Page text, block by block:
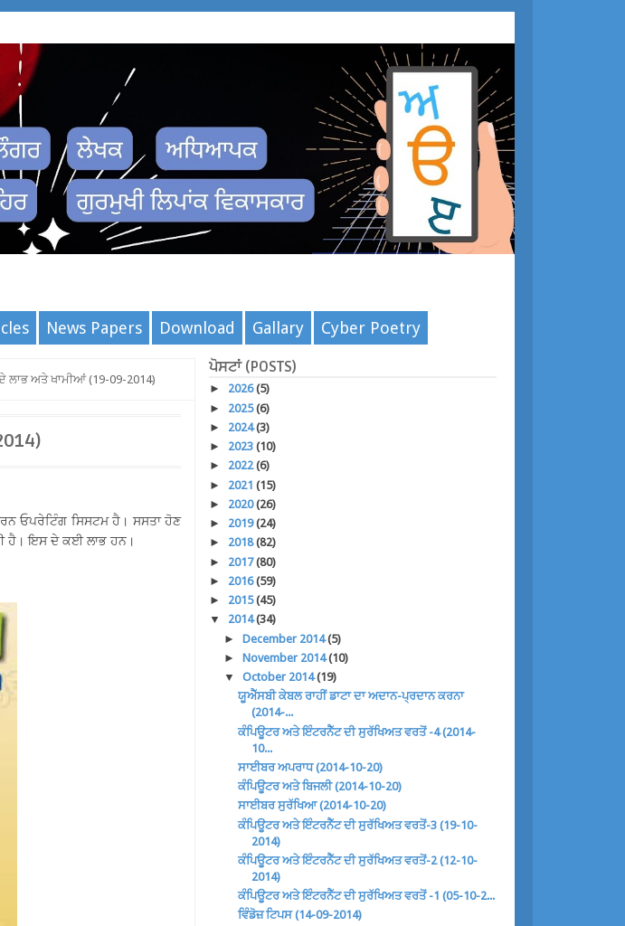
News Papers Download Gallary Cyber Poetry
ਲਾਭ ਅਤੇ ਖਾਮੀਆਂ (19-09-2014)
ਓਪਰੇਟਿੰਗ ਸਿਸਟਮ ਹੈ। ਸਸਤਾ ਹੋਣ
ਹੈ। ਇਸ ਦੇ ਕਈ ਲਾਭ ਹਨ।
ਪੋਸਟਾਂ (POSTS)
► 2026(5)
► 2025(6)
► 2024(3)
► 2023 (10)
► 2022(6)
► 2021 (15)
► 2020(26)
► 2019(24)
► 2018(82)
► 2017(80)
► 2016(59)
► 2015(45)
▼ 2014(34)
► December 2014(5)
► November 2014(10)
▼ October 2014(19)
ਯੂਐੱਸਬੀ ਕੇਬਲ ਰਾਹੀਂ ਡਾਟਾ ਦਾ ਅਦਾਨ-ਪ੍ਰਦਾਨ ਕਰਨਾ
(2014-...
ਕੰਪਿਊਟਰ ਅਤੇ ਇੰਟਰਨੈੱਟ ਦੀ ਸੁਰੱਖਿਅਤ ਵਰਤੋਂ -4 (2014-
10...
ਸਾਈਬਰ ਅਪਰਾਧ (2014-10-20)
ਕੰਪਿਊਟਰ ਅਤੇ ਬਿਜਲੀ (2014-10-20)
ਸਾਈਬਰ ਸੁਰੱਖਿਆ (2014-10-20)
ਕੰਪਿਊਟਰ ਅਤੇ ਇੰਟਰਨੈੱਟ ਦੀ ਸੁਰੱਖਿਅਤ ਵਰਤੋਂ-3 (19-10-
2014)
ਕੰਪਿਊਟਰ ਅਤੇ ਇੰਟਰਨੈੱਟ ਦੀ ਸੁਰੱਖਿਅਤ ਵਰਤੋਂ-2 (12-10-
2014)
ਕੰਪਿਊਟਰ ਅਤੇ ਇੰਟਰਨੈੱਟ ਦੀ ਸੁਰੱਖਿਅਤ ਵਰਤੋਂ -1 (05-10-2...
ਵਿੰਡੋਜ਼ ਟਿਪਸ (14-09-2014)